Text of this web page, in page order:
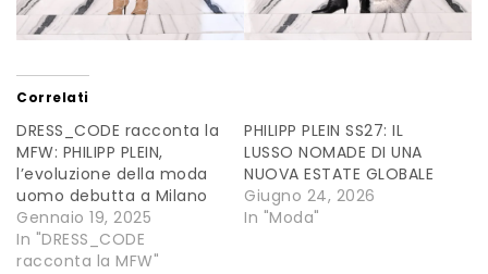
Correlati
DRESS_CODE racconta la
MFW: PHILIPP PLEIN,
l’evoluzione della moda
uomo debutta a Milano
Gennaio 19, 2025
In "DRESS_CODE
racconta la MFW"
PHILIPP PLEIN SS27: IL
LUSSO NOMADE DI UNA
NUOVA ESTATE GLOBALE
Giugno 24, 2026
In "Moda"